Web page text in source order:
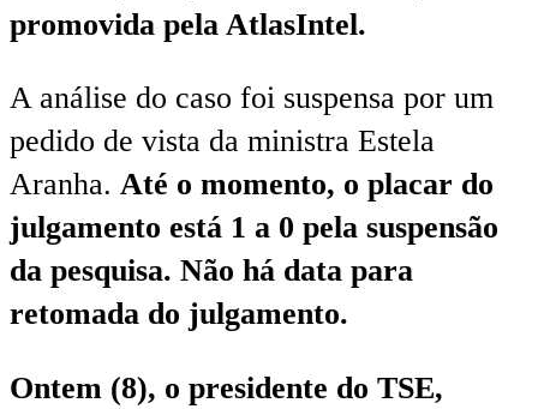
promovida pela AtlasIntel.
A análise do caso foi suspensa por um
pedido de vista da ministra Estela
Aranha. Até o momento, o placar do
julgamento está 1 a 0 pela suspensão
da pesquisa. Não há data para
retomada do julgamento.
Ontem (8), o presidente do TSE,